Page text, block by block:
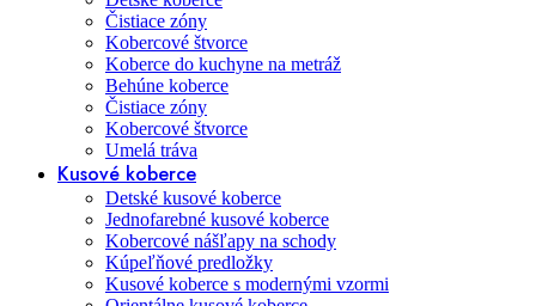
Čistiace zóny
Kobercové štvorce
Koberce do kuchyne na metráž
Behúne koberce
Čistiace zóny
Kobercové štvorce
Umelá tráva
Kusové koberce
Detské kusové koberce
Jednofarebné kusové koberce
Kobercové nášľapy na schody
Kúpeľňové predložky
Kusové koberce s modernými vzormi